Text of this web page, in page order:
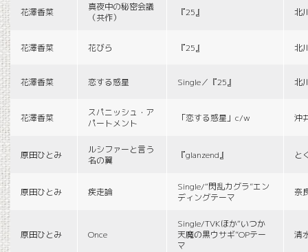
花澤香菜
真夜中の秘密会議
（共作）
『25』 北
花澤香菜 花びら 『25』 北
花澤香菜 恋する惑星 Single／『25』 北
花澤香菜
スパニッシュ・ア
パートメント
「恋する惑星」c/w 沖
原田ひとみ
ルシファーと言う
名の翼
『glanzend』 と
原田ひとみ 疾走論
Single/“閃乱カグラ”エン
ディングテーマ
奈
原田ひとみ Once
Single/TVKほか“いつか
天魔の黒ウサギ”OPテー
マ
清